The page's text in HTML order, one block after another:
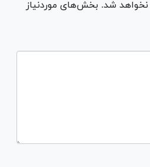
شد. بخش‌های موردنیاز